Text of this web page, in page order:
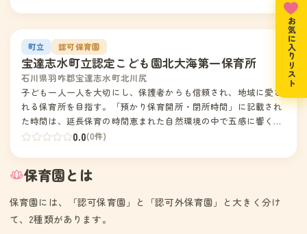
4町立 認可保育園
宝達志水町立認定こども園北大海第一保育所
石川県羽咋郡宝達志水町北川尻
子ども一人一人を大切にし、保護者からも信頼され、地域に愛さ
れる保育所を目指す。「預かり保育開所・閉所時間」に記載され
た時間は、延長保育の時間恵まれた自然環境の中で五感に響く活
動を重ね、地域の人々のぬくもりにふれ、感性豊かなこどもを育
0.0(0件)
保育園とは
保育園には、「認可保育園」と「認可外保育園」と大きく分け
て、2種類があります。
お気に入りリスト